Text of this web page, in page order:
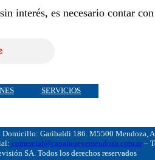
interés, es necesario contar con
SERVICIOS
Garibaldi 186. M5500 Mendoza,
comercial@canalnuevemendoza.com.ar–
SA. Todos los derechos reservados